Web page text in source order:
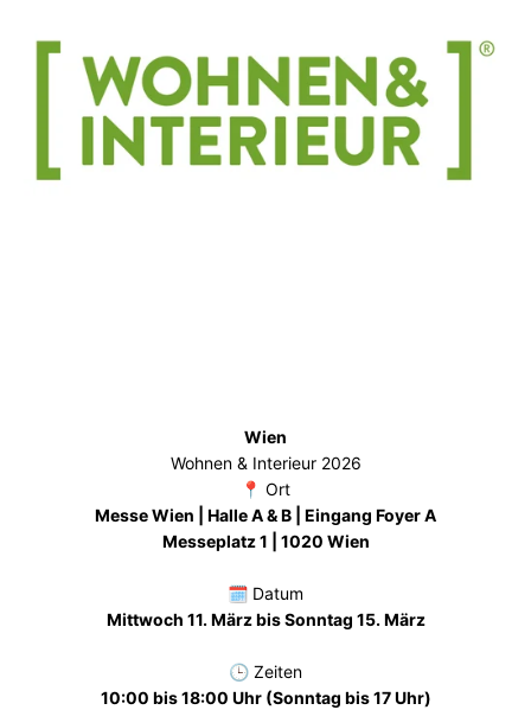
Wien
Wohnen & Interieur 2026
📍 Ort
Messe Wien | Halle A & B | Eingang Foyer A
Messeplatz 1 | 1020 Wien
🗓️ Datum
Mittwoch 11. März bis Sonntag 15. März
🕒 Zeiten
10:00 bis 18:00 Uhr (Sonntag bis 17 Uhr)